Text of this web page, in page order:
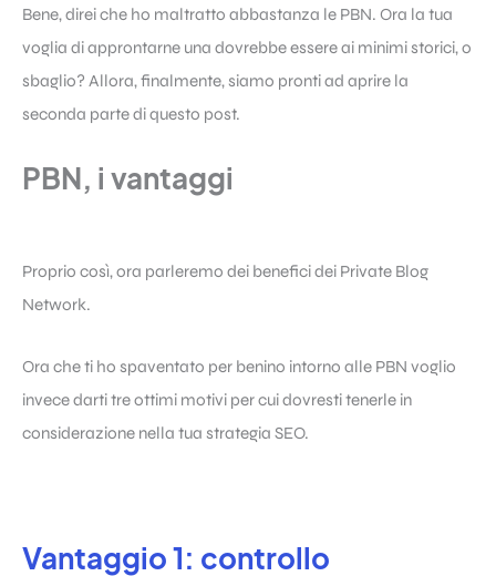
Bene, direi che ho maltratto abbastanza le PBN. Ora la tua
voglia di approntarne una dovrebbe essere ai minimi storici, o
sbaglio? Allora, finalmente, siamo pronti ad aprire la
seconda parte di questo post.
PBN, i vantaggi
Proprio così, ora parleremo dei benefici dei Private Blog
Network.
Ora che ti ho spaventato per benino intorno alle PBN voglio
invece darti tre ottimi motivi per cui dovresti tenerle in
considerazione nella tua strategia SEO.
Vantaggio 1: controllo